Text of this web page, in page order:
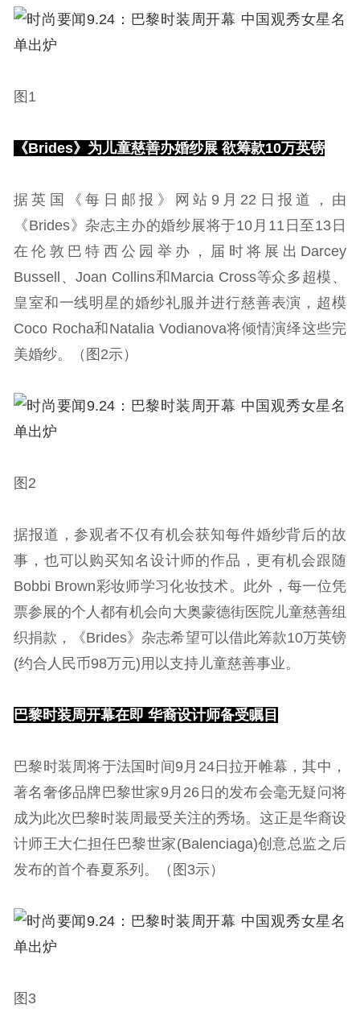
图1
《Brides》为儿童慈善办婚纱展 欲筹款10万英镑
据英国《每日邮报》网站9月22日报道，由
《Brides》杂志主办的婚纱展将于10月11日至13日
在伦敦巴特西公园举办，届时将展出Darcey
Bussell、Joan Collins和Marcia Cross等众多超模、
皇室和一线明星的婚纱礼服并进行慈善表演，超模
Coco Rocha和Natalia Vodianova将倾情演绎这些完
美婚纱。（图2示）
图2
据报道，参观者不仅有机会获知每件婚纱背后的故
事，也可以购买知名设计师的作品，更有机会跟随
Bobbi Brown彩妆师学习化妆技术。此外，每一位凭
票参展的个人都有机会向大奥蒙德街医院儿童慈善组
织捐款，《Brides》杂志希望可以借此筹款10万英镑
(约合人民币98万元)用以支持儿童慈善事业。
巴黎时装周开幕在即 华裔设计师备受瞩目
巴黎时装周将于法国时间9月24日拉开帷幕，其中，
著名奢侈品牌巴黎世家9月26日的发布会毫无疑问将
成为此次巴黎时装周最受关注的秀场。这正是华裔设
计师王大仁担任巴黎世家(Balenciaga)创意总监之后
发布的首个春夏系列。（图3示）
图3